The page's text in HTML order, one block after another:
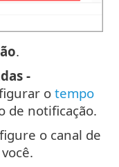
.
-
o tempo
de notificação.
o canal de